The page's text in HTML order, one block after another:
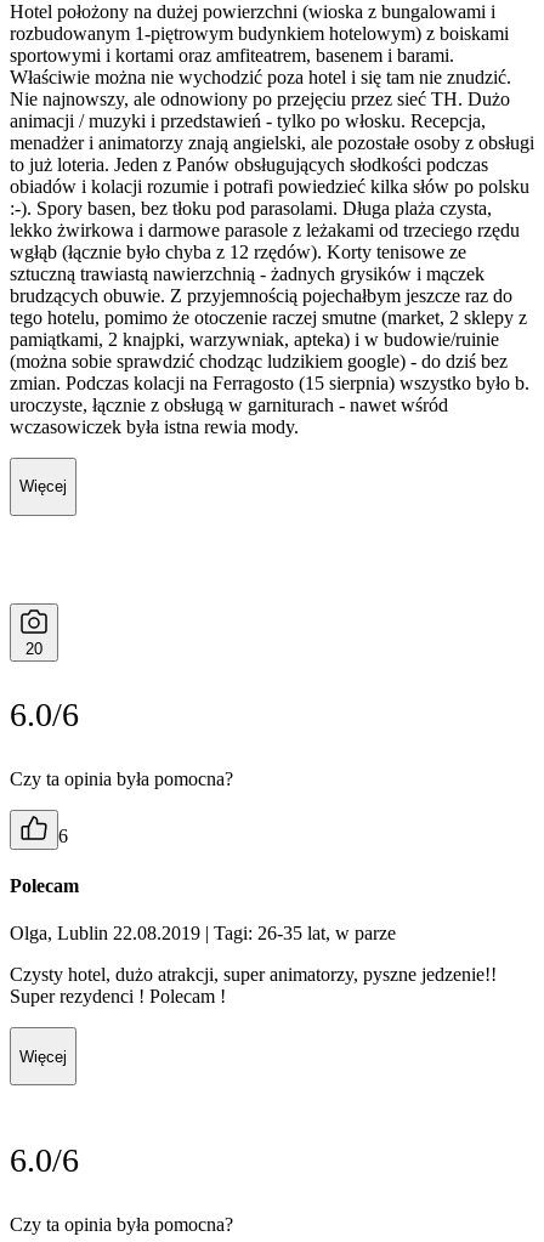
Hotel położony na dużej powierzchni (wioska z bungalowami i
rozbudowanym 1-piętrowym budynkiem hotelowym) z boiskami
sportowymi i kortami oraz amfiteatrem, basenem i barami.
Właściwie można nie wychodzić poza hotel i się tam nie znudzić.
Nie najnowszy, ale odnowiony po przejęciu przez sieć TH. Dużo
animacji / muzyki i przedstawień - tylko po włosku. Recepcja,
menadżer i animatorzy znają angielski, ale pozostałe osoby z obsługi
to już loteria. Jeden z Panów obsługujących słodkości podczas
obiadów i kolacji rozumie i potrafi powiedzieć kilka słów po polsku
:-). Spory basen, bez tłoku pod parasolami. Długa plaża czysta,
lekko żwirkowa i darmowe parasole z leżakami od trzeciego rzędu
wgłąb (łącznie było chyba z 12 rzędów). Korty tenisowe ze
sztuczną trawiastą nawierzchnią - żadnych grysików i mączek
brudzących obuwie. Z przyjemnością pojechałbym jeszcze raz do
tego hotelu, pomimo że otoczenie raczej smutne (market, 2 sklepy z
pamiątkami, 2 knajpki, warzywniak, apteka) i w budowie/ruinie
(można sobie sprawdzić chodząc ludzikiem google) - do dziś bez
zmian. Podczas kolacji na Ferragosto (15 sierpnia) wszystko było b.
uroczyste, łącznie z obsługą w garniturach - nawet wśród
wczasowiczek była istna rewia mody.
Więcej
20
6.0/6
Czy ta opinia była pomocna?
6
Polecam
Olga, Lublin 22.08.2019 | Tagi: 26-35 lat, w parze
Czysty hotel, dużo atrakcji, super animatorzy, pyszne jedzenie!!
Super rezydenci ! Polecam !
Więcej
6.0/6
Czy ta opinia była pomocna?